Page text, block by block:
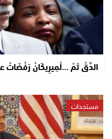
الدَّقْ تَمْ …لْمِيرِيكَانْ رَفْضَاتْ
مستجدات